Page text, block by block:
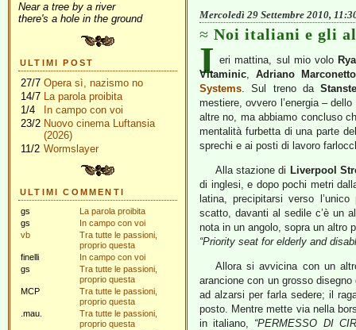
Near a tree by a river
there's a hole in the ground
ULTIMI POST
27/7 Opera sì, nazismo no
14/7 La parola proibita
1/4
In campo con voi
23/2 Nuovo cinema Luftansia
(2026)
11/2 Wormslayer
ULTIMI COMMENTI
gs
La parola proibita
gs
In campo con voi
vb
Tra tutte le passioni,
proprio questa
finelli
In campo con voi
gs
Tra tutte le passioni,
proprio questa
MCP
Tra tutte le passioni,
proprio questa
.mau.
Tra tutte le passioni,
proprio questa
Mercoledì 29 Settembre 2010,
Noi italiani e gli
I eri mattina, sul mio volo
Vitaminic, Adriano Marconetto
Systems. Sul treno da
mestiere, ovvero l’energia –
altre no, ma abbiamo concluso
mentalità furbetta di una parte
sprechi e ai posti di lavoro
Alla stazione di Liverpool
di inglesi, e dopo pochi metri
latina, precipitarsi verso
scatto, davanti al sedile c’è un
nota in un angolo, sopra un altro
“Priority seat for elderly and
Allora si avvicina con un
arancione con un grosso
ad alzarsi per farla sedere; il
posto. Mentre mette via nella
in italiano, “PERMESSO DI